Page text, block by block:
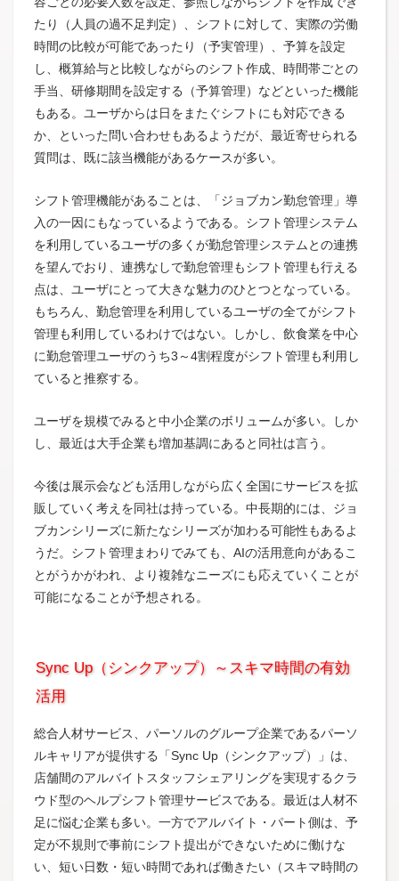
たり（人員の過不足判定）、シフトに対して、実際の労働
時間の比較が可能であったり（予実管理）、予算を設定
し、概算給与と比較しながらのシフト作成、時間帯ごとの
手当、研修期間を設定する（予算管理）などといった機能
もある。ユーザからは日をまたぐシフトにも対応できる
か、といった問い合わせもあるようだが、最近寄せられる
質問は、既に該当機能があるケースが多い。
シフト管理機能があることは、「ジョブカン勤怠管理」導
入の一因にもなっているようである。シフト管理システム
を利用しているユーザの多くが勤怠管理システムとの連携
を望んでおり、連携なしで勤怠管理もシフト管理も行える
点は、ユーザにとって大きな魅力のひとつとなっている。
もちろん、勤怠管理を利用しているユーザの全てがシフト
管理も利用しているわけではない。しかし、飲食業を中心
に勤怠管理ユーザのうち3～4割程度がシフト管理も利用し
ていると推察する。
ユーザを規模でみると中小企業のボリュームが多い。しか
し、最近は大手企業も増加基調にあると同社は言う。
今後は展示会なども活用しながら広く全国にサービスを拡
販していく考えを同社は持っている。中長期的には、ジョ
ブカンシリーズに新たなシリーズが加わる可能性もあるよ
うだ。シフト管理まわりでみても、AIの活用意向があるこ
とがうかがわれ、より複雑なニーズにも応えていくことが
可能になることが予想される。
Sync Up（シンクアップ）～スキマ時間の有効
活用
総合人材サービス、パーソルのグループ企業であるパーソ
ルキャリアが提供する「Sync Up（シンクアップ）」は、
店舗間のアルバイトスタッフシェアリングを実現するクラ
ウド型のヘルプシフト管理サービスである。最近は人材不
足に悩む企業も多い。一方でアルバイト・パート側は、予
定が不規則で事前にシフト提出ができないために働けな
い、短い日数・短い時間であれば働きたい（スキマ時間の